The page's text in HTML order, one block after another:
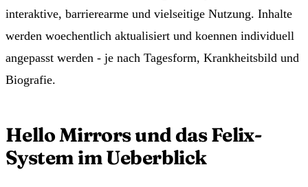
interaktive, barrierearme und vielseitige Nutzung. Inhalte
werden woechentlich aktualisiert und koennen individuell
angepasst werden - je nach Tagesform, Krankheitsbild und
Biografie.
Hello Mirrors und das Felix-
System im Ueberblick